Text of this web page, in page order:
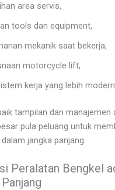
area servis,
tools dan equipment,
mekanik saat bekerja,
motorcycle lift,
kerja yang lebih
tampilan dan manajemen
pula peluang untuk
jangka panjang.
Peralatan Bengkel